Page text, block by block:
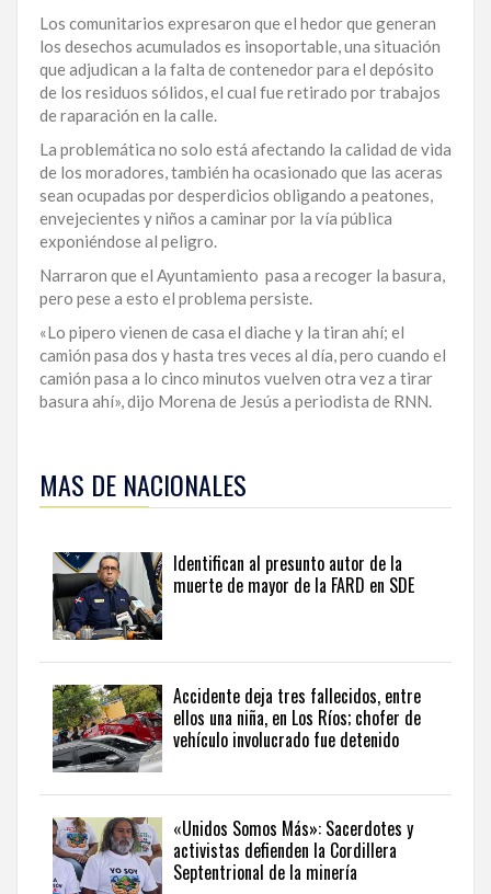
SANTO
DOMINGO
SANTIAGO
SAN
JUAN
LA
ALTAGRACIA
PUERTO
PLATA
CONTÁCTENOS
Los comunitarios expresaron que el hedor que generan
los desechos acumulados es insoportable, una situación
que adjudican a la falta de contenedor para el depósito
de los residuos sólidos, el cual fue retirado por trabajos
de raparación en la calle.
La problemática no solo está afectando la calidad de vida
de los moradores, también ha ocasionado que las aceras
sean ocupadas por desperdicios obligando a peatones,
envejecientes y niños a caminar por la vía pública
exponiéndose al peligro.
Narraron que el Ayuntamiento pasa a recoger la basura,
pero pese a esto el problema persiste.
«Lo pipero vienen de casa el diache y la tiran ahí; el
camión pasa dos y hasta tres veces al día, pero cuando el
camión pasa a lo cinco minutos vuelven otra vez a tirar
basura ahí», dijo Morena de Jesús a periodista de RNN.
esta
información
seguir
actualidad
del
país
desde
una
perspectiva
internacional,
visite
the
latest
news
from
MAS DE NACIONALES
Identifican al presunto autor de la
muerte de mayor de la FARD en SDE
Accidente deja tres fallecidos, entre
ellos una niña, en Los Ríos; chofer de
vehículo involucrado fue detenido
«Unidos Somos Más»: Sacerdotes y
activistas defienden la Cordillera
Septentrional de la minería